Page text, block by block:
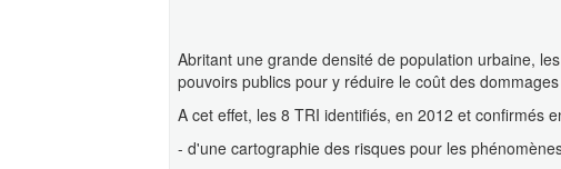
Abritant une grande densité de population urbaine,
pouvoirs publics pour y réduire le coût des
A cet effet, les 8 TRI identifiés, en 2012 et confirmés
- d'une cartographie des risques pour les